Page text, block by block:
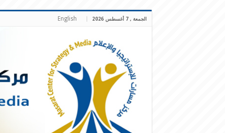
الجمعة , 7 أغسطس 2026 English